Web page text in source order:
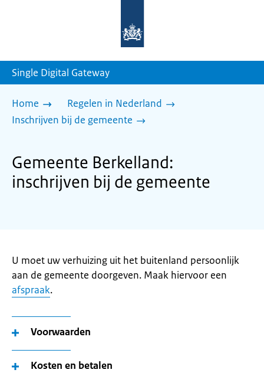
homepage
Single Digital Gateway
Home
Regelen in Nederland
Inschrijven bij de gemeente
Gemeente Berkelland:
inschrijven bij de gemeente
U moet uw verhuizing uit het buitenland persoonlijk
aan de gemeente doorgeven. Maak hiervoor een
afspraak.
Voorwaarden
Kosten en betalen